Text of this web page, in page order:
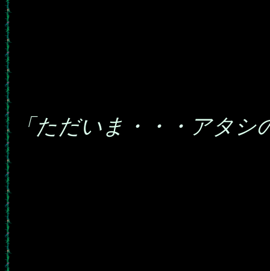
「ただいま・・・アタ